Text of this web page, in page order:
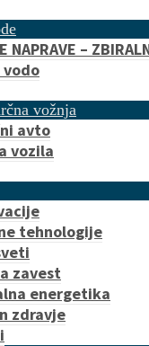
NAPRAVE –
vožnja
avto
vozila
tehnologije
zavest
energetika
zdravje